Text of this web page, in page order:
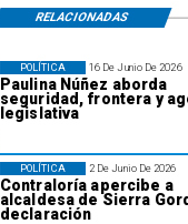
16 De Junio De 2026
Paulina Núñez aborda
seguridad, frontera y
legislativa
POLÍTICA
2 De Junio De 2026
Contraloría apercibe a
alcaldesa de Sierra
declaración
POLÍTICA
RELACIONADAS